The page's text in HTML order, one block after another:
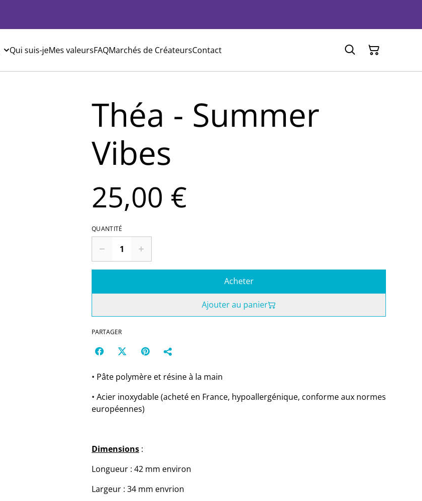
Qui suis-jeMes valeursFAQMarchés de CréateursContact
Théa - Summer
Vibes
25,00 €
QUANTITÉ
Acheter
Ajouter au panier
PARTAGER
• Pâte polymère et résine à la main
• Acier inoxydable (acheté en France, hypoallergénique, conforme aux normes
européennes)
Dimensions :
Longueur : 42 mm environ
Largeur : 34 mm envrion